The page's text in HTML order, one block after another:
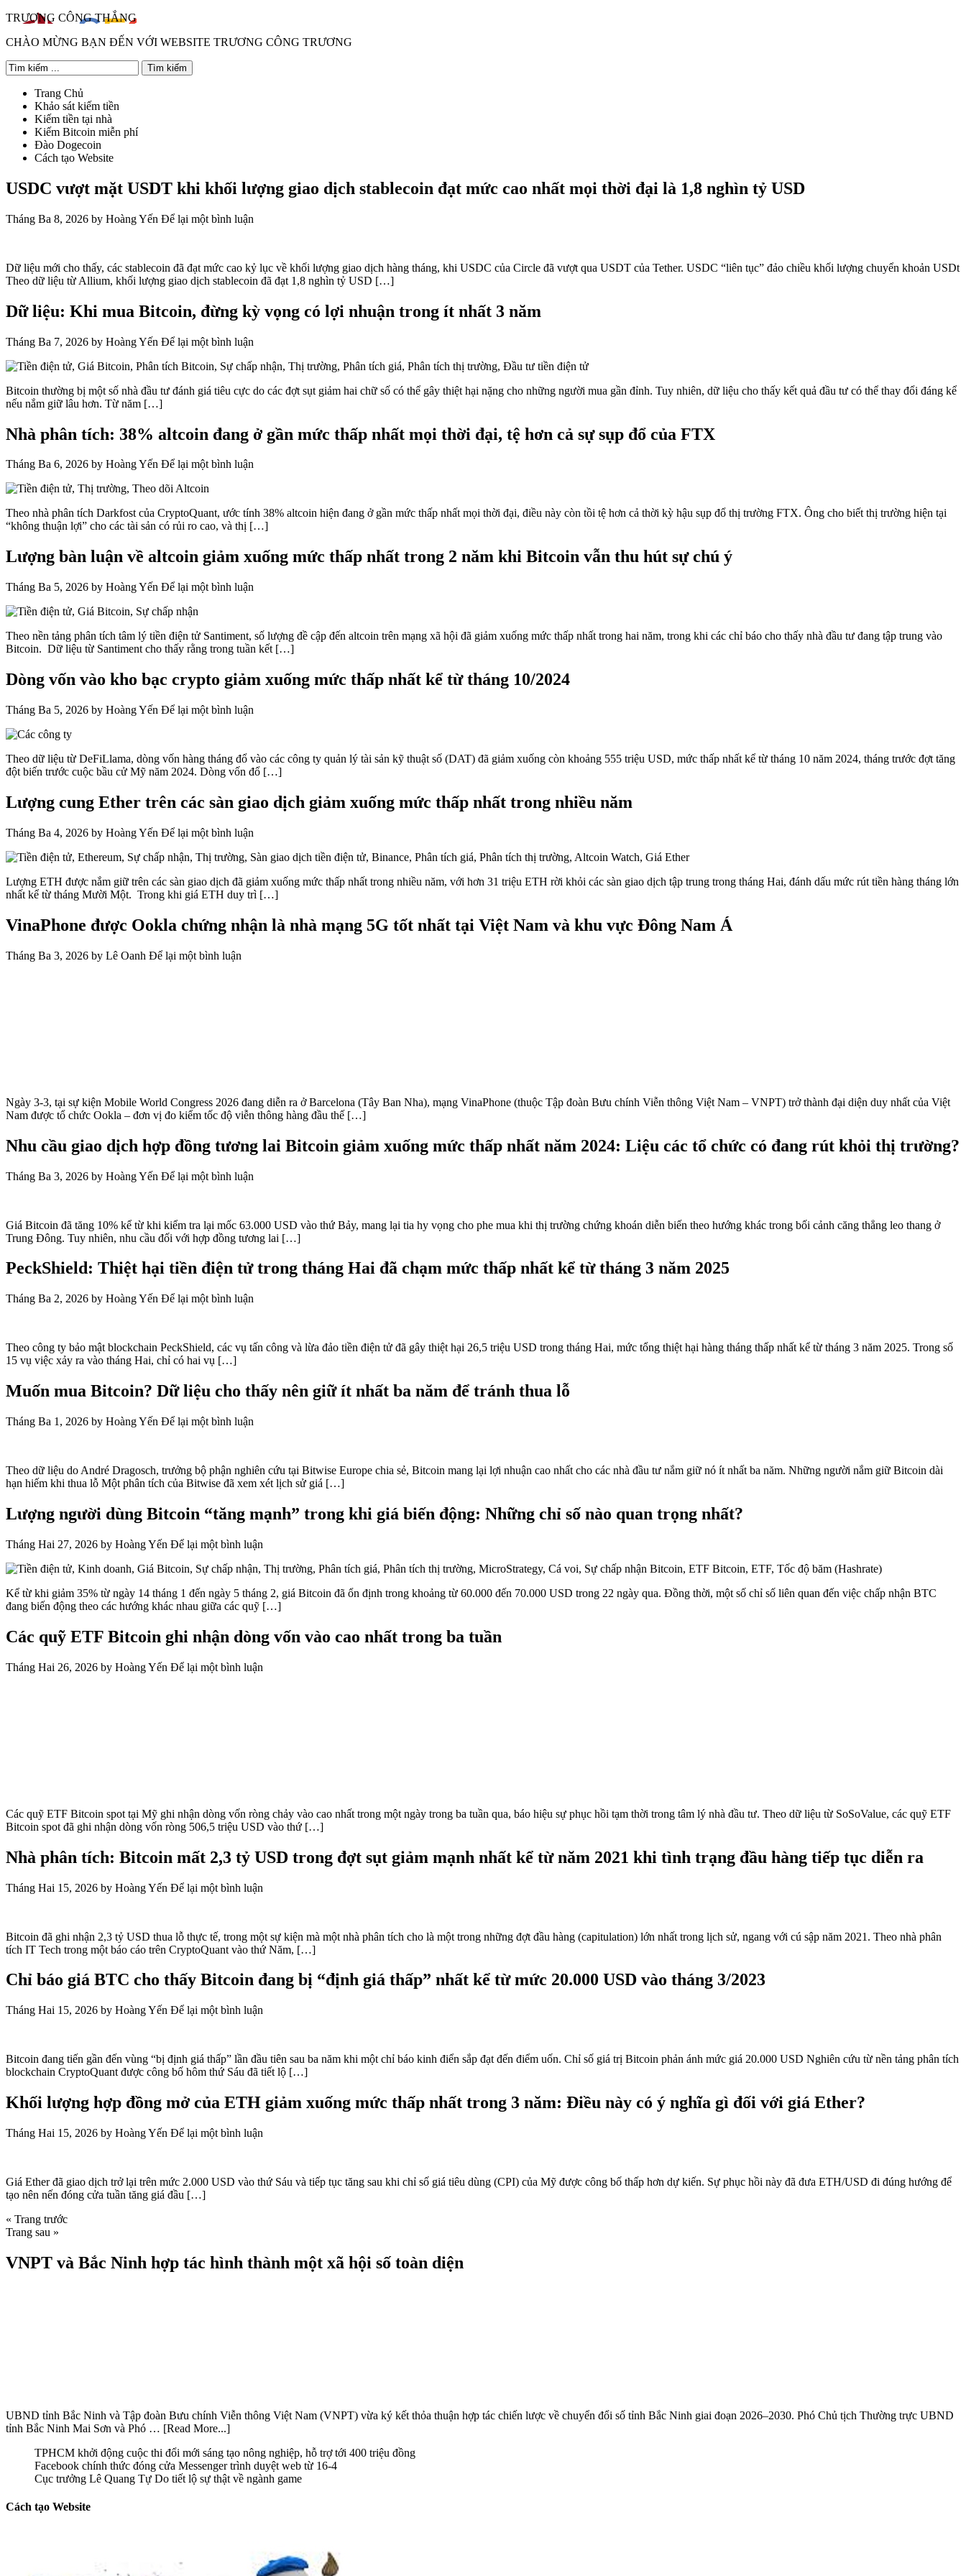
TRƯƠNG CÔNG THẮNG
CHÀO MỪNG BẠN ĐẾN VỚI WEBSITE TRƯƠNG CÔNG TRƯƠNG
Trang Chủ
Khảo sát kiếm tiền
Kiếm tiền tại nhà
Kiếm Bitcoin miễn phí
Đào Dogecoin
Cách tạo Website
USDC vượt mặt USDT khi khối lượng giao dịch stablecoin đạt mức cao nhất mọi thời đại là 1,8 nghìn tỷ USD
Tháng Ba 8, 2026 by Hoàng Yến Để lại một bình luận
Dữ liệu mới cho thấy, các stablecoin đã đạt mức cao kỷ lục về khối lượng giao dịch hàng tháng, khi USDC của Circle đã vượt qua USDT của Tether. USDC “liên tục” đảo chiều khối lượng chuyển khoản USDt
Theo dữ liệu từ Allium, khối lượng giao dịch stablecoin đã đạt 1,8 nghìn tỷ USD […]
Dữ liệu: Khi mua Bitcoin, đừng kỳ vọng có lợi nhuận trong ít nhất 3 năm
Tháng Ba 7, 2026 by Hoàng Yến Để lại một bình luận
Bitcoin thường bị một số nhà đầu tư đánh giá tiêu cực do các đợt sụt giảm hai chữ số có thể gây thiệt hại nặng cho những người mua gần đỉnh. Tuy nhiên, dữ liệu cho thấy kết quả đầu tư có thể thay đổi đáng kể
nếu nắm giữ lâu hơn. Từ năm […]
Nhà phân tích: 38% altcoin đang ở gần mức thấp nhất mọi thời đại, tệ hơn cả sự sụp đổ của FTX
Tháng Ba 6, 2026 by Hoàng Yến Để lại một bình luận
Theo nhà phân tích Darkfost của CryptoQuant, ước tính 38% altcoin hiện đang ở gần mức thấp nhất mọi thời đại, điều này còn tồi tệ hơn cả thời kỳ hậu sụp đổ thị trường FTX. Ông cho biết thị trường hiện tại
“không thuận lợi” cho các tài sản có rủi ro cao, và thị […]
Lượng bàn luận về altcoin giảm xuống mức thấp nhất trong 2 năm khi Bitcoin vẫn thu hút sự chú ý
Tháng Ba 5, 2026 by Hoàng Yến Để lại một bình luận
Theo nền tảng phân tích tâm lý tiền điện tử Santiment, số lượng đề cập đến altcoin trên mạng xã hội đã giảm xuống mức thấp nhất trong hai năm, trong khi các chỉ báo cho thấy nhà đầu tư đang tập trung vào
Bitcoin. Dữ liệu từ Santiment cho thấy rằng trong tuần kết […]
Dòng vốn vào kho bạc crypto giảm xuống mức thấp nhất kể từ tháng 10/2024
Tháng Ba 5, 2026 by Hoàng Yến Để lại một bình luận
Theo dữ liệu từ DeFiLlama, dòng vốn hàng tháng đổ vào các công ty quản lý tài sản kỹ thuật số (DAT) đã giảm xuống còn khoảng 555 triệu USD, mức thấp nhất kể từ tháng 10 năm 2024, tháng trước đợt tăng
đột biến trước cuộc bầu cử Mỹ năm 2024. Dòng vốn đổ […]
Lượng cung Ether trên các sàn giao dịch giảm xuống mức thấp nhất trong nhiều năm
Tháng Ba 4, 2026 by Hoàng Yến Để lại một bình luận
Lượng ETH được nắm giữ trên các sàn giao dịch đã giảm xuống mức thấp nhất trong nhiều năm, với hơn 31 triệu ETH rời khỏi các sàn giao dịch tập trung trong tháng Hai, đánh dấu mức rút tiền hàng tháng lớn
nhất kể từ tháng Mười Một. Trong khi giá ETH duy trì […]
VinaPhone được Ookla chứng nhận là nhà mạng 5G tốt nhất tại Việt Nam và khu vực Đông Nam Á
Tháng Ba 3, 2026 by Lê Oanh Để lại một bình luận
Nhu cầu giao dịch hợp đồng tương lai Bitcoin giảm xuống mức thấp nhất năm 2024: Liệu các tổ chức có đang rút khỏi thị trường?
Tháng Ba 3, 2026 Hoàng Yến Để lại một bình luận
PeckShield: Thiệt hại tiền điện tử trong tháng Hai đã chạm mức thấp nhất kể từ tháng 3 năm 2025
Tháng Ba 2, 2026 byHoàng Yến Để lại một bình luận
Muốn mua Bitcoin? Dữ liệu cho thấy nên giữ ít nhất ba năm để tránh thua lỗ
Tháng Ba 1, 2026 byHoàng Yến Để lại một bình luận
Lượng người dùng Bitcoin “tăng mạnh” trong khi giá biến động: Những chỉ số nào quan trọng nhất?
Tháng Hai 27, 2026by Hoàng Yến Để lại một bình luận
đang biến động theo các hướng khác nhau giữa các quỹ […]
Các quỹ ETF Bitcoin ghi nhận dòng vốn vào cao nhất trong ba tuần
Tháng Hai 26, 2026byHoàng Yến Để lại một bình luận
Nhà phân tích: Bitcoin mất 2,3 tỷ USD trong đợt sụt giảm mạnh nhất kể từ năm 2021 khi tình trạng đầu hàng tiếp tục diễn ra
Tháng Hai 15, 2026 by Hoàng Yến Để lại một bình luận
Chỉ báo giá BTC cho thấy Bitcoin đang bị “định giá thấp” nhất kể từ mức 20.000 USD vào tháng 3/2023
Tháng Hai 15, 2026byHoàng Yến Để lại một bình luận
Khối lượng hợp đồng mở của ETH giảm xuống mức thấp nhất trong 3 năm: Điều này có ý nghĩa gì đối với giá Ether?
Tháng Hai 15, 2026 by Hoàng Yến Để lại một bình luận
« Trang trước
Trang sau »
VNPT và Bắc Ninh hợp tác hình thành một xã hội số toàn diện
TPHCM khởi động cuộc thi đổi mới sáng tạo nông nghiệp, hỗ trợ tới 400 triệu đồng